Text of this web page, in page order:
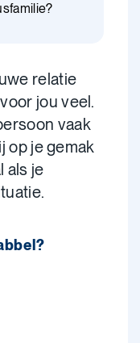
relatie
jou veel.
vaak
op je gemak
als je